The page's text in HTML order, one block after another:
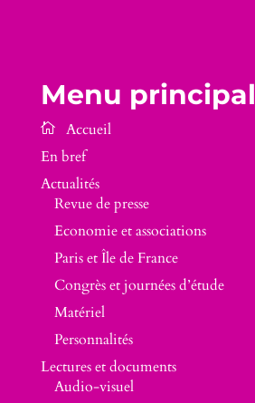
Menu principal
En bref
Actualités
Revue de presse
Economie et associations
Paris et Île de France
Congrès et journées d’étude
Matériel
Personnalités
Lectures et documents
Audio-visuel